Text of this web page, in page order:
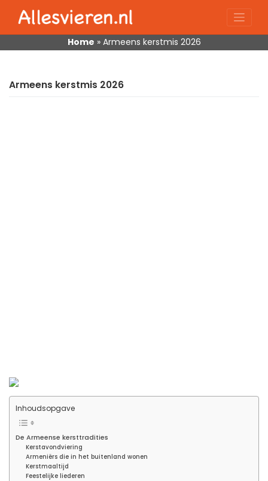
content
Home » Armeens kerstmis 2026
Armeens kerstmis 2026
Inhoudsopgave
De Armeense kersttradities
Kerstavondviering
Armeniërs die in het buitenland wonen
Kerstmaaltijd
Feestelijke liederen